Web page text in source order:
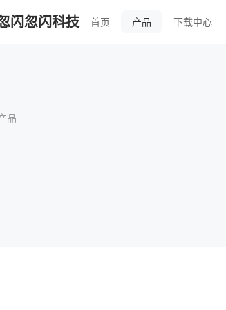
闪忽闪科技 首页 产品 下载中心
品